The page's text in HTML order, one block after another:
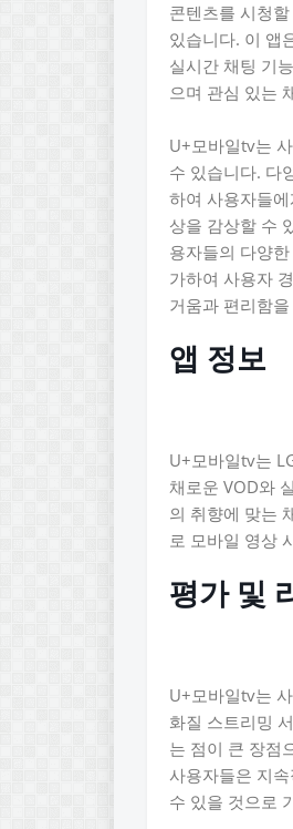
콘텐츠를 시청
있습니다. 이 앱
실시간 채팅 기
으며 관심 있는
U+모바일tv는
수 있습니다. 다
하여 사용자들
상을 감상할 수
용자들의 다양
가하여 사용자
거움과 편리함
앱 정보
U+모바일tv는
채로운 VOD와
의 취향에 맞는
로 모바일 영상
평가 및
U+모바일tv는
화질 스트리밍
는 점이 큰 장점
사용자들은 지
수 있을 것으로